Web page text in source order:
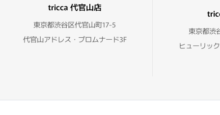
tricca 代官山店
東京都渋谷区代官山町17-5
代官山アドレス・プロムナード3F
東京都渋
ヒューリッ